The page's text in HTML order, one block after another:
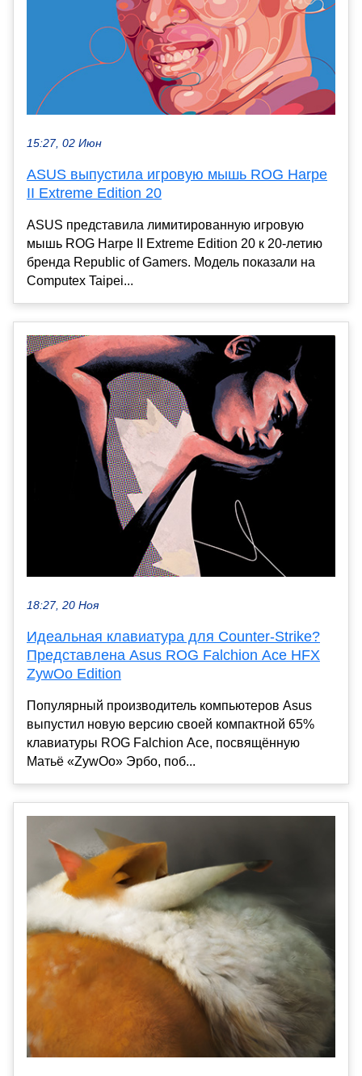
15:27, 02 Июн
ASUS выпустила игровую мышь ROG Harpe
II Extreme Edition 20
ASUS представила лимитированную игровую
мышь ROG Harpe II Extreme Edition 20 к 20-летию
бренда Republic of Gamers. Модель показали на
Computex Taipei...
18:27, 20 Ноя
Идеальная клавиатура для Counter-Strike?
Представлена Asus ROG Falchion Ace HFX
ZywOo Edition
Популярный производитель компьютеров Asus
выпустил новую версию своей компактной 65%
клавиатуры ROG Falchion Ace, посвящённую
Матьё «ZywOo» Эрбо, поб...